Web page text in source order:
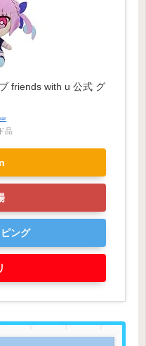
friends with u 公式 グ
品
ング